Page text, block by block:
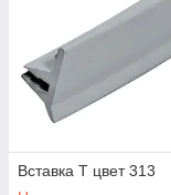
Вставка Т цвет 313